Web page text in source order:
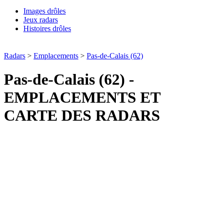
Images drôles
Jeux radars
Histoires drôles
Radars > Emplacements > Pas-de-Calais (62)
Pas-de-Calais (62) -
EMPLACEMENTS ET
CARTE DES RADARS